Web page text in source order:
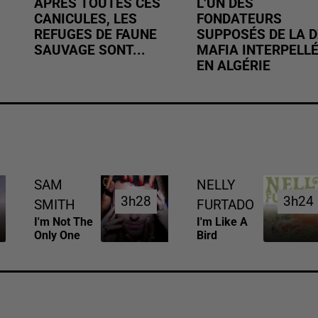
APRÈS TOUTES CES
CANICULES, LES
REFUGES DE FAUNE
SAUVAGE SONT...
L’UN DES
FONDATEURS
SUPPOSÉS DE LA
MAFIA INTERPELLÉ
EN ALGÉRIE
SAM
SMITH
I'm Not The
Only One
3h28
3h28
NELLY
FURTADO
I'm Like A
Bird
3h24
3h24